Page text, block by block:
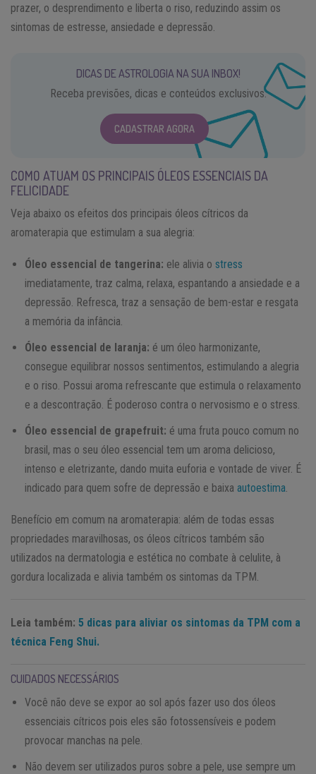
prazer, o desprendimento e liberta o riso, reduzindo assim os
sintomas de estresse, ansiedade e depressão.
DICAS DE ASTROLOGIA NA SUA INBOX!
Receba previsões, dicas e conteúdos exclusivos.
CADASTRAR AGORA
COMO ATUAM OS PRINCIPAIS ÓLEOS ESSENCIAIS DA
FELICIDADE
Veja abaixo os efeitos dos principais óleos cítricos da
aromaterapia que estimulam a sua alegria:
Óleo essencial de tangerina: ele alivia o stress
imediatamente, traz calma, relaxa, espantando a ansiedade e a
depressão. Refresca, traz a sensação de bem-estar e resgata
a memória da infância.
Óleo essencial de laranja: é um óleo harmonizante,
consegue equilibrar nossos sentimentos, estimulando a alegria
e o riso. Possui aroma refrescante que estimula o relaxamento
e a descontração. É poderoso contra o nervosismo e o stress.
Óleo essencial de grapefruit: é uma fruta pouco comum no
brasil, mas o seu óleo essencial tem um aroma delicioso,
intenso e eletrizante, dando muita euforia e vontade de viver. É
indicado para quem sofre de depressão e baixa autoestima
Benefício em comum na aromaterapia: além de todas essas
propriedades maravilhosas, os óleos cítricos também são
utilizados na dermatologia e estética no combate à celulite, à
gordura localizada e alivia também os sintomas da TPM.
Leia também: 5 dicas para aliviar os sintomas da TPM com a
técnica Feng Shui.
CUIDADOS NECESSÁRIOS
Você não deve se expor ao sol após fazer uso dos óleos
essenciais cítricos pois eles são fotossensíveis e podem
provocar manchas na pele.
Não devem ser utilizados puros sobre a pele, use sempre um